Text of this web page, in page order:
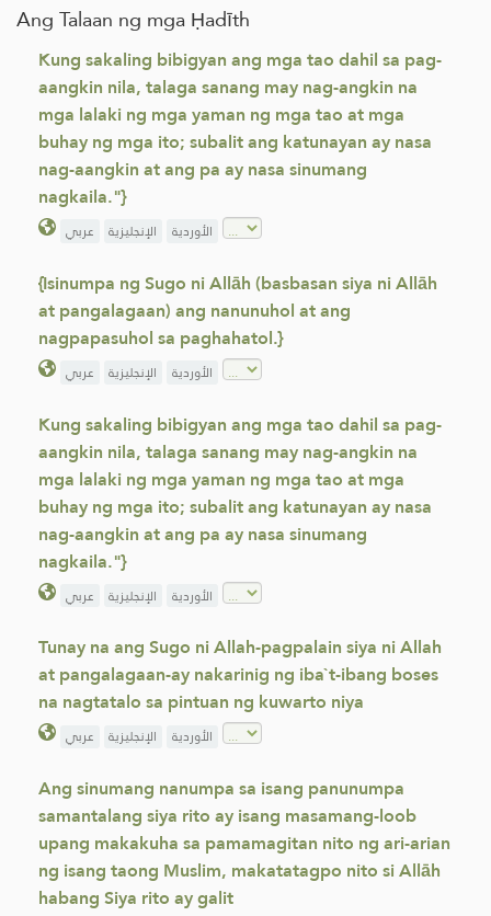
Ang Talaan ng mga Ḥadīth
Kung sakaling bibigyan ang mga tao dahil sa pag-
aangkin nila, talaga sanang may nag-angkin na
mga lalaki ng mga yaman ng mga tao at mga
buhay ng mga ito; subalit ang katunayan ay nasa
nag-aangkin at ang pa ay nasa sinumang
nagkaila."}
عربي الإنجليزية الأوردية
{Isinumpa ng Sugo ni Allāh (basbasan siya ni Allāh
at pangalagaan) ang nanunuhol at ang
nagpapasuhol sa paghahatol.}
عربي الإنجليزية الأوردية
Kung sakaling bibigyan ang mga tao dahil sa pag-
aangkin nila, talaga sanang may nag-angkin na
mga lalaki ng mga yaman ng mga tao at mga
buhay ng mga ito; subalit ang katunayan ay nasa
nag-aangkin at ang pa ay nasa sinumang
nagkaila."}
عربي الإنجليزية الأوردية
Tunay na ang Sugo ni Allah-pagpalain siya ni Allah
at pangalagaan-ay nakarinig ng iba`t-ibang boses
na nagtatalo sa pintuan ng kuwarto niya
عربي الإنجليزية الأوردية
Ang sinumang nanumpa sa isang panunumpa
samantalang siya rito ay isang masamang-loob
upang makakuha sa pamamagitan nito ng ari-arian
ng isang taong Muslim, makatatagpo nito si Allāh
habang Siya rito ay galit